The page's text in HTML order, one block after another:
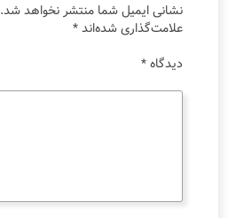
نشانی ایمیل شما منتشر نخواهد شد.
علامت‌گذاری شده‌اند*
دیدگاه*